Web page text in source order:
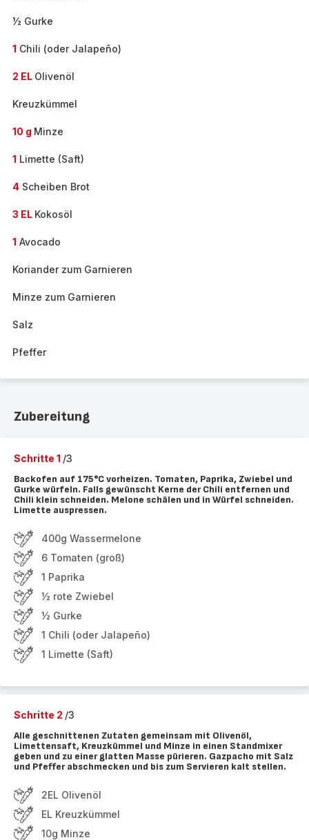
½ Gurke
1 Chili (oder Jalapeño)
2 EL Olivenöl
Kreuzkümmel
10 g Minze
1 Limette (Saft)
4 Scheiben Brot
3 EL Kokosöl
1 Avocado
Koriander zum Garnieren
Minze zum Garnieren
Salz
Pfeffer
Zubereitung
Schritte 1 /3
Backofen auf 175°C vorheizen. Tomaten, Paprika, Zwiebel und
Gurke würfeln. Falls gewünscht Kerne der Chili entfernen und
Chili klein schneiden. Melone schälen und in Würfel schneiden.
Limette auspressen.
400g Wassermelone
6 Tomaten (groß)
1 Paprika
½ rote Zwiebel
½ Gurke
1 Chili (oder Jalapeño)
1 Limette (Saft)
Schritte 2 /3
Alle geschnittenen Zutaten gemeinsam mit Olivenöl,
Limettensaft, Kreuzkümmel und Minze in einen Standmixer
geben und zu einer glatten Masse pürieren. Gazpacho mit Salz
und Pfeffer abschmecken und bis zum Servieren kalt stellen.
2EL Olivenöl
EL Kreuzkümmel
10g Minze